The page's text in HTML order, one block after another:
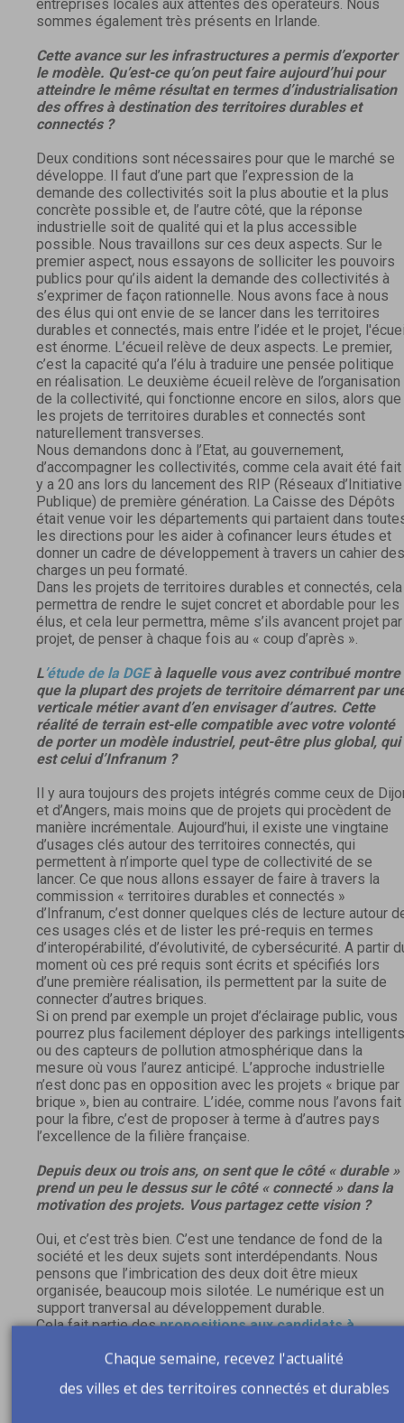
entreprises locales aux attentes des opérateurs. Nous
sommes également très présents en Irlande.
Cette avance sur les infrastructures a permis d’exporter
le modèle. Qu’est-ce qu’on peut faire aujourd’hui pour
atteindre le même résultat en termes d’industrialisation
des offres à destination des territoires durables et
connectés ?
Deux conditions sont nécessaires pour que le marché se
développe. Il faut d’une part que l’expression de la
demande des collectivités soit la plus aboutie et la plus
concrète possible et, de l’autre côté, que la réponse
industrielle soit de qualité qui et la plus accessible
possible. Nous travaillons sur ces deux aspects. Sur le
premier aspect, nous essayons de solliciter les pouvoirs
publics pour qu’ils aident la demande des collectivités à
s’exprimer de façon rationnelle. Nous avons face à nous
des élus qui ont envie de se lancer dans les territoires
durables et connectés, mais entre l’idée et le projet,
est énorme. L’écueil relève de deux aspects. Le premier,
c’est la capacité qu’a l’élu à traduire une pensée politique
en réalisation. Le deuxième écueil relève de l’organisation
de la collectivité, qui fonctionne encore en silos, alors que
les projets de territoires durables et connectés sont
naturellement transverses.
Nous demandons donc à l’Etat, au gouvernement,
d’accompagner les collectivités, comme cela avait été
y a 20 ans lors du lancement des RIP (Réseaux d’Initiative
Publique) de première génération. La Caisse des Dépôts
était venue voir les départements qui partaient dans
les directions pour les aider à cofinancer leurs études et
donner un cadre de développement à travers un cahier des
charges un peu formaté.
Dans les projets de territoires durables et connectés, cela
permettra de rendre le sujet concret et abordable pour les
élus, et cela leur permettra, même s’ils avancent projet par
projet, de penser à chaque fois au « coup d’après ».
L’étude de la DGEà laquelle vous avez contribué montre
que la plupart des projets de territoire démarrent par
verticale métier avant d’en envisager d’autres. Cette
réalité de terrain est-elle compatible avec votre volonté
de porter un modèle industriel, peut-être plus global, qui
est celui d’Infranum ?
Il y aura toujours des projets intégrés comme ceux de
et d’Angers, mais moins que de projets qui procèdent de
manière incrémentale. Aujourd’hui, il existe une vingtaine
d’usages clés autour des territoires connectés, qui
permettent à n’importe quel type de collectivité de se
lancer. Ce que nous allons essayer de faire à travers la
commission « territoires durables et connectés »
d’Infranum, c’est donner quelques clés de lecture autour
ces usages clés et de lister les pré-requis en termes
d’interopérabilité, d’évolutivité, de cybersécurité. A partir
moment où ces pré requis sont écrits et spécifiés lors
d’une première réalisation, ils permettent par la suite de
connecter d’autres briques.
Si on prend par exemple un projet d’éclairage public, vous
pourrez plus facilement déployer des parkings intelligents
ou des capteurs de pollution atmosphérique dans la
mesure où vous l’aurez anticipé. L’approche industrielle
n’est donc pas en opposition avec les projets « brique par
brique », bien au contraire. L’idée, comme nous l’avons fait
pour la fibre, c’est de proposer à terme à d’autres pays
l’excellence de la filière française.
Depuis deux ou trois ans, on sent que le côté « durable »
prend un peu le dessus sur le côté « connecté » dans la
motivation des projets. Vous partagez cette vision ?
Oui, et c’est très bien. C’est une tendance de fond de la
société et les deux sujets sont interdépendants. Nous
pensons que l’imbrication des deux doit être mieux
organisée, beaucoup mois silotée. Le numérique est un
support tranversal au développement durable.
Cela fait partie despropositions aux candidats à
mars prochain. Nous appelons à ce que les
développement numérique et réciproquement.
Chaque semaine, recevez l'actualité
des villes et des territoires connectés et durables